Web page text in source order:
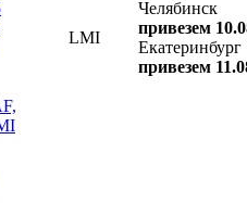
LMI
Челябинск
привезем
Екатеринбург
привезем